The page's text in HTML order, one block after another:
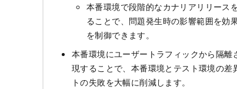
本番環境で段階的なカナリアリリース
ることで、問題発生時の影響範囲を効
を制御できます。
本番環境にユーザートラフィックから隔
現することで、本番環境とテスト環境の
トの失敗を大幅に削減します。